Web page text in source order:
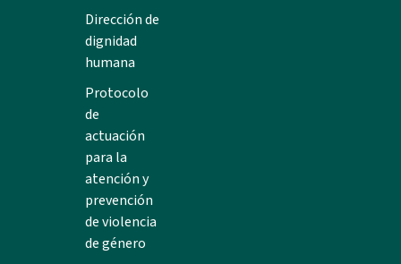
Dirección de
dignidad
humana
Protocolo
de
actuación
para la
atención y
prevención
de violencia
de género